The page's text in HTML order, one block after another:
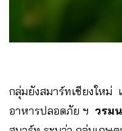
กลุ่มยังสมาร์ทเชียงใหม่
อาหารปลอดภัย ฯ วรม